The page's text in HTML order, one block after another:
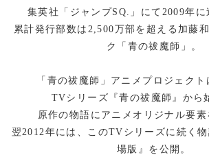
集英社「ジャンプSQ.」にて2009年に
累計発行部数は2,500万部を超える加藤
ク「青の祓魔師」。
「青の祓魔師」アニメプロジェクト
TVシリーズ『青の祓魔師』から
原作の物語にアニメオリジナル要素
翌2012年には、このTVシリーズに続く
場版』を公開。